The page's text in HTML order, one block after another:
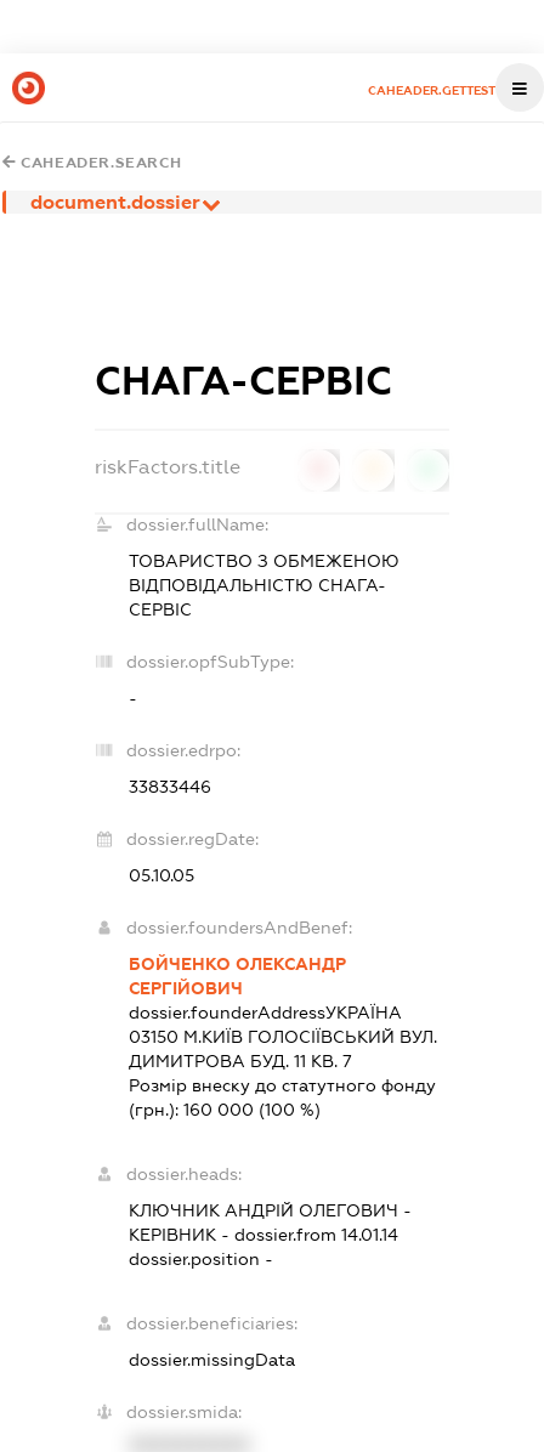
CAHEADER.GETTEST
CAHEADER.SEARCH
document.dossier
СНАГА-СЕРВІС
riskFactors.title
dossier.fullName:
ТОВАРИСТВО З ОБМЕЖЕНОЮ
ВІДПОВІДАЛЬНІСТЮ СНАГА-
СЕРВІС
dossier.opfSubType:
-
dossier.edrpo:
33833446
dossier.regDate:
05.10.05
dossier.foundersAndBenef:
БОЙЧЕНКО ОЛЕКСАНДР
СЕРГІЙОВИЧ
dossier.founderAddressУКРАЇНА
03150 М.КИЇВ ГОЛОСІЇВСЬКИЙ ВУЛ.
ДИМИТРОВА БУД. 11 КВ. 7
Розмір внеску до статутного фонду
(грн.):160 000 (100 %)
dossier.heads:
КЛЮЧНИК АНДРІЙ ОЛЕГОВИЧ -
КЕРІВНИК - dossier.from 14.01.14
dossier.position -
dossier.beneficiaries:
dossier.missingData
dossier.smida: